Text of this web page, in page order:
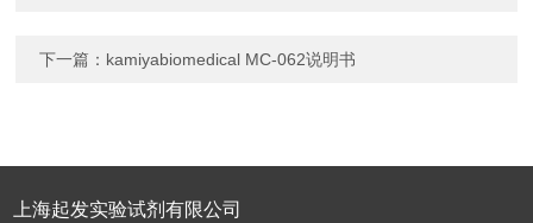
下一篇： kamiyabiomedical MC-062说明书
上海起发实验试剂有限公司